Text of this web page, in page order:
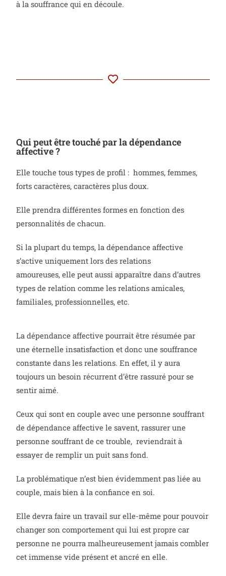
à la souffrance qui en découle.
Qui peut être touché par la dépendance
affective ?
Elle touche tous types de profil : hommes, femmes,
forts caractères, caractères plus doux.
Elle prendra différentes formes en fonction des
personnalités de chacun.
Si la plupart du temps, la dépendance affective
s’active uniquement lors des relations
amoureuses, elle peut aussi apparaître dans d’autres
types de relation comme les relations amicales,
familiales, professionnelles, etc.
La dépendance affective pourrait être résumée par
une éternelle insatisfaction et donc une souffrance
constante dans les relations. En effet, il y aura
toujours un besoin récurrent d’être rassuré pour se
sentir aimé.
Ceux qui sont en couple avec une personne souffrant
de dépendance affective le savent, rassurer une
personne souffrant de ce trouble, reviendrait à
essayer de remplir un puit sans fond.
La problématique n’est bien évidemment pas liée au
couple, mais bien à la confiance en soi.
Elle devra faire un travail sur elle-même pour pouvoir
changer son comportement qui lui est propre car
personne ne pourra malheureusement jamais combler
cet immense vide présent et ancré en elle.